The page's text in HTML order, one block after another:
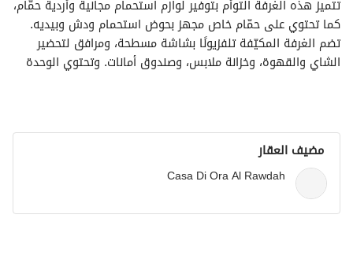
مضيف العقار
Casa Di Ora Al Rawdah